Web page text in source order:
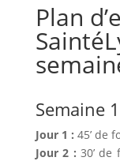
Plan
Semaine
Jour 1 : 45’ de
Jour 2 : 30’ de